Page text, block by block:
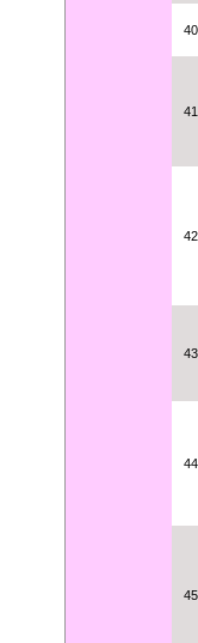
40
41
42
43
44
45